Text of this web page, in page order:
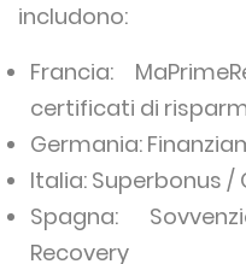
includono:
Francia:
certificati di
Germania:
Italia: Superbonus
Spagna:
Recovery